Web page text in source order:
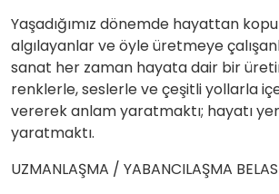
Yaşadığımız dönemde hayattan
algılayanlar ve öyle üretmeye
sanat her zaman hayata dair bir
renklerle, seslerle ve çeşitli yollarla
vererek anlam yaratmaktı; hayatı
yaratmaktı.
UZMANLAŞMA / YABANCILAŞMA